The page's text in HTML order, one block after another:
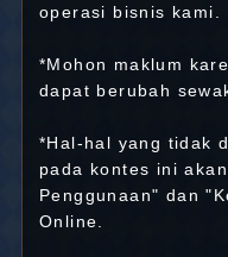
operasi bisnis kami.
*Mohon maklum
dapat berubah
*Hal-hal yang tidak
pada kontes ini
Penggunaan" dan
Online.